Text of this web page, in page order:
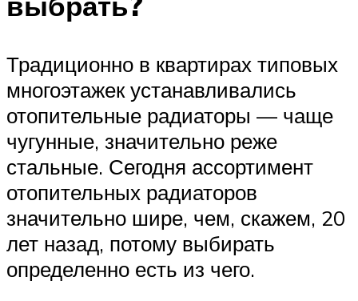
Традиционно в квартирах типовых
многоэтажек устанавливались
отопительные радиаторы — чаще
чугунные, значительно реже
стальные. Сегодня ассортимент
отопительных радиаторов
значительно шире, чем, скажем, 20
лет назад, потому выбирать
определенно есть из чего.